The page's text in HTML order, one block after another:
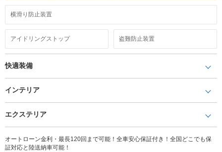
横滑り防止装置
アイドリングストップ 盗難防止装置
快適装備
インテリア
エクステリア
オートローン金利・最長120回まで可能！全車安心保証付き！全国どこでも保
証対応と陸送納車可能！